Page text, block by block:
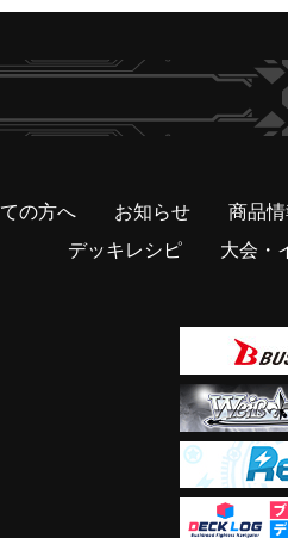
の方へ お知らせ 商品情
デッキレシピ
大会・